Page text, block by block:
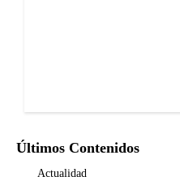
Últimos Contenidos
Actualidad